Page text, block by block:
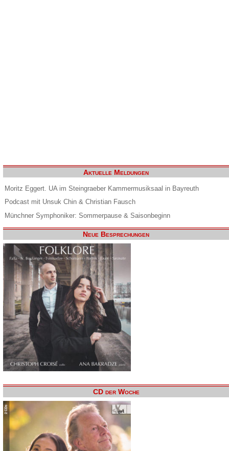
Aktuelle Meldungen
Moritz Eggert. UA im Steingraeber Kammermusiksaal in Bayreuth
Podcast mit Unsuk Chin & Christian Fausch
Münchner Symphoniker: Sommerpause & Saisonbeginn
Neue Besprechungen
CD der Woche